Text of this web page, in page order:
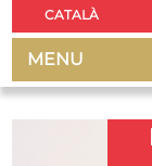
CATALÀ
MENU